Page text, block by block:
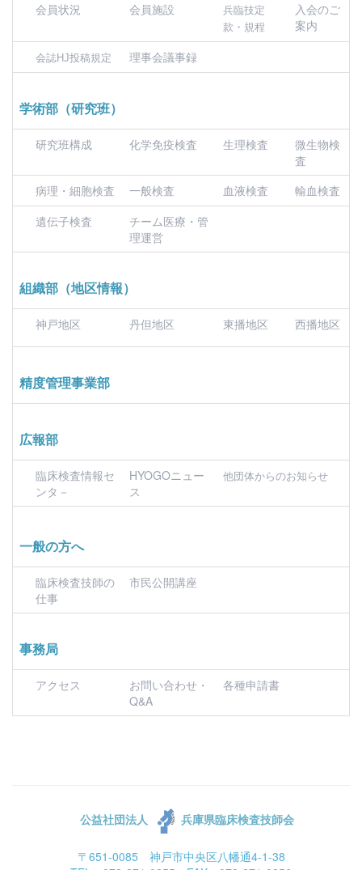
会員状況 会員施設
兵臨技定
款・規程
入会のご
案内
会誌HJ投稿規定 理事会議事録
学術部（研究班）
研究班構成 化学免疫検査 生理検査
微生物検
査
病理・細胞検査
一般検査 血液検査
輸血検査
遺伝子検査
チーム医療・管
理運営
組織部（地区情報）
神戸地区 丹但地区 東播地区 西播地区
精度管理事業部
広報部
臨床検査情報セ
ンタ－
HYOGOニュー
ス
他団体からのお知らせ
一般の方へ
臨床検査技師の
仕事
市民公開講座
事務局
アクセス
お問い合わせ・
Q&A
各種申請書
公益社団法人 兵庫県臨床検査技師会
〒651-0085 神戸市中央区八幡通4-1-38